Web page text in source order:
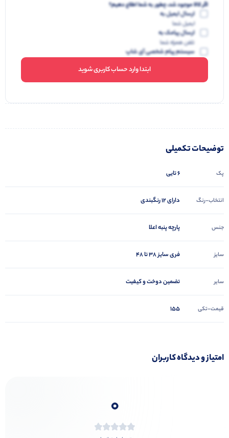
اگر کالا موجود شد، چطور به شما اطلاع دهیم؟
ارسال ایمیل به
ایمیل شما
ارسال پیامک به
تلفن همراه شما
سیستم پیام شخصی آی شاپ
ابتدا وارد حساب کاربری شوید
توضیحات تکمیلی
پک 6 تایی
انتخاب-رنگ دارای 12 رنگبندی
جنس پارچه پنبه اعلا
سایز فری سایز 38 تا 48
سایر تضمین دوخت و کیفیت
قیمت-تکی 155
امتیاز و دیدگاه کاربران
0